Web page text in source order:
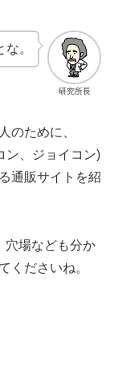
研究所長
。
のために、
ン、ジョイコン)
通販サイトを紹
穴場なども分か
くださいね。